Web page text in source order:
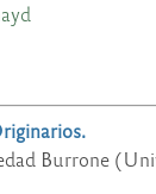
Burrone